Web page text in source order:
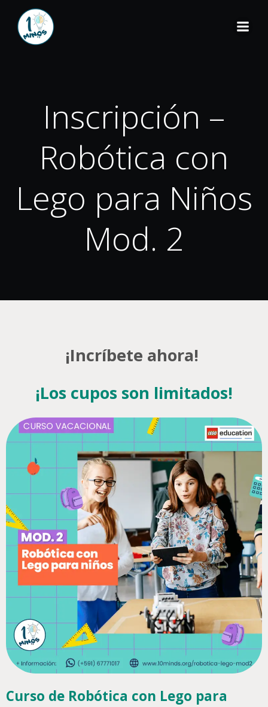
Inscripción –
Robótica con
Lego para Niños
Mod. 2
¡Incríbete ahora!
¡Los cupos son limitados!
Curso de Robótica con Lego para